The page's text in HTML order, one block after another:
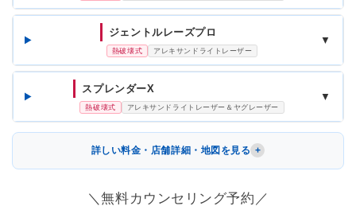
ジェントルレーズプロ
熱破壊式 アレキサンドライトレーザー
▼
スプレンダーX
熱破壊式 アレキサンドライトレーザー＆ヤグレーザー
▼
詳しい料金・店舗詳細・地図を見る
＼無料カウンセリング予約／